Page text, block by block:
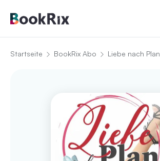
Startseite BookRix Abo Liebe nach Plan